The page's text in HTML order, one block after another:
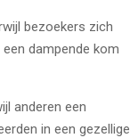
bezoekers zich
dampende kom
anderen een
in een gezellige